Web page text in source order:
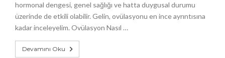
hormonal dengesi, genel sağlığı ve hatta duygusal durumu
üzerinde de etkili olabilir. Gelin, ovülasyonu en ince ayrıntısına
kadar inceleyelim. Ovülasyon Nasıl …
Devamını Oku